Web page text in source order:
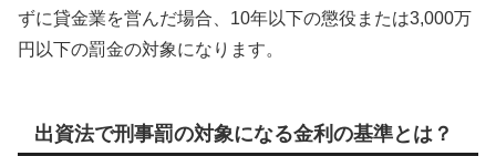
ずに貸金業を営んだ場合、10年以下の懲役または3,000万
円以下の罰金の対象になります。
出資法で刑事罰の対象になる金利の基準とは？